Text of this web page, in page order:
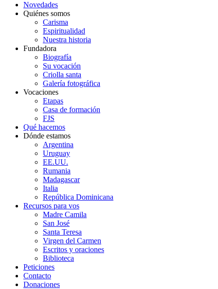
Novedades
Quiénes somos
Carisma
Espiritualidad
Nuestra historia
Fundadora
Biografía
Su vocación
Criolla santa
Galería fotográfica
Vocaciones
Etapas
Casa de formación
FJS
Qué hacemos
Dónde estamos
Argentina
Uruguay
EE.UU.
Rumania
Madagascar
Italia
República Dominicana
Recursos para vos
Madre Camila
San José
Santa Teresa
Virgen del Carmen
Escritos y oraciones
Biblioteca
Peticiones
Contacto
Donaciones